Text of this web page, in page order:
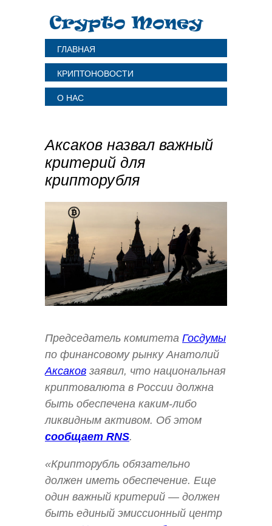
ГЛАВНАЯ
КРИПТОНОВОСТИ
О НАС
Аксаков назвал важный
критерий для
крипторубля
Председатель комитета Госдумы
по финансовому рынку Анатолий
Аксаков заявил, что национальная
криптовалюта в России должна
быть обеспечена каким-либо
ликвидным активом. Об этом
сообщает RNS.
«Крипторубль обязательно
должен иметь обеспечение. Еще
один важный критерий — должен
быть единый эмиссионный центр